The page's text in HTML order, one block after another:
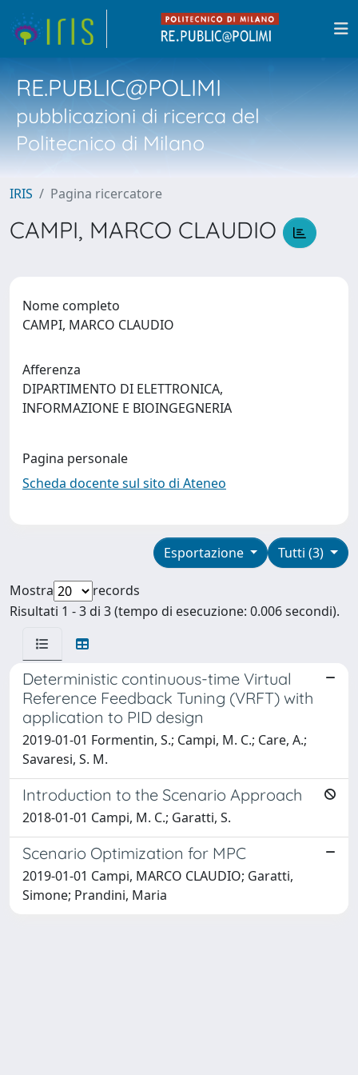
RE.PUBLIC@POLIMI
pubblicazioni di ricerca del
Politecnico di Milano
IRIS Pagina ricercatore
CAMPI, MARCO CLAUDIO
Nome completo
CAMPI, MARCO CLAUDIO
Afferenza
DIPARTIMENTO DI ELETTRONICA,
INFORMAZIONE E BIOINGEGNERIA
Pagina personale
Scheda docente sul sito di Ateneo
Tutti (3)
Esportazione
Mostra
records
Risultati 1 - 3 di 3 (tempo di esecuzione: 0.006 secondi).
Deterministic continuous-time Virtual
Reference Feedback Tuning (VRFT) with
application to PID design
2019-01-01 Formentin, S.; Campi, M. C.; Care, A.;
Savaresi, S. M.
Introduction to the Scenario Approach
2018-01-01 Campi, M. C.; Garatti, S.
Scenario Optimization for MPC
2019-01-01 Campi, MARCO CLAUDIO; Garatti,
Simone; Prandini, Maria